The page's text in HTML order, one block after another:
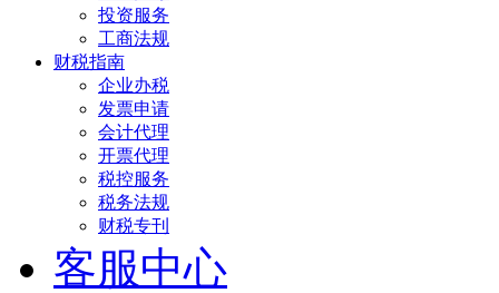
投资服务
工商法规
财税指南
企业办税
发票申请
会计代理
开票代理
税控服务
税务法规
财税专刊
客服中心